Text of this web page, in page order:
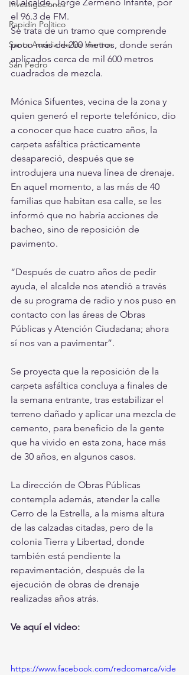
Investigaciones
Rapidín Político
Santa Aurelia de los Vientos
San Pedro
el 96.3 de FM.
Se trata de un tramo que comprende
poco más de 200 metros, donde serán
aplicados cerca de mil 600 metros
cuadrados de mezcla.
Mónica Sifuentes, vecina de la zona y
quien generó el reporte telefónico, dio
a conocer que hace cuatro años, la
carpeta asfáltica prácticamente
desapareció, después que se
introdujera una nueva línea de drenaje.
En aquel momento, a las más de 40
familias que habitan esa calle, se les
informó que no habría acciones de
bacheo, sino de reposición de
pavimento.
“Después de cuatro años de pedir
ayuda, el alcalde nos atendió a través
de su programa de radio y nos puso en
contacto con las áreas de Obras
Públicas y Atención Ciudadana; ahora
sí nos van a pavimentar”.
Se proyecta que la reposición de la
carpeta asfáltica concluya a finales de
la semana entrante, tras estabilizar el
terreno dañado y aplicar una mezcla de
cemento, para beneficio de la gente
que ha vivido en esta zona, hace más
de 30 años, en algunos casos.
La dirección de Obras Públicas
contempla además, atender la calle
Cerro de la Estrella, a la misma altura
de las calzadas citadas, pero de la
colonia Tierra y Libertad, donde
también está pendiente la
repavimentación, después de la
ejecución de obras de drenaje
realizadas años atrás.
Ve aquí el video:
https://www.facebook.com/redcomarca/vide